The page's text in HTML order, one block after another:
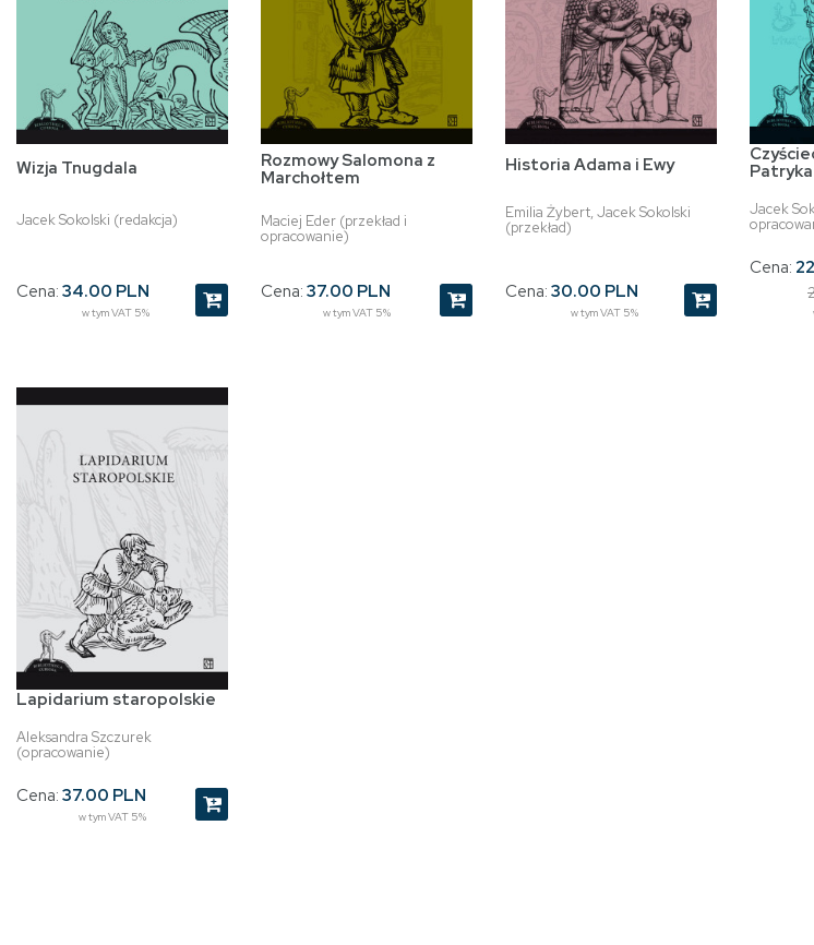
Wizja Tnugdala
Jacek Sokolski (redakcja)
Cena: 34.00 PLN
w tym VAT 5%
Rozmowy Salomona z
Marchołtem
Maciej Eder (przekład i
opracowanie)
Cena: 37.00 PLN
w tym VAT 5%
Historia Adama i Ewy
Emilia Żybert, Jacek Sokolski
(przekład)
Cena: 30.00 PLN
w tym VAT 5%
Jacek
Cena:
Lapidarium staropolskie
Aleksandra Szczurek
(opracowanie)
Cena: 37.00 PLN
w tym VAT 5%